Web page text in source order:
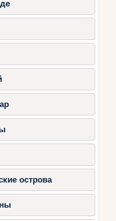
к островам.
Дворца
Крка и
для
заранее, особенно
средства, головные
острова